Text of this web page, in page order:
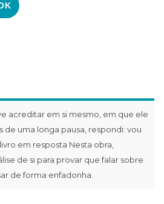
acreditar em si mesmo, em que ele
de uma longa pausa, respondi: vou
em resposta Nesta obra,
de si para provar que falar sobre
de forma enfadonha.